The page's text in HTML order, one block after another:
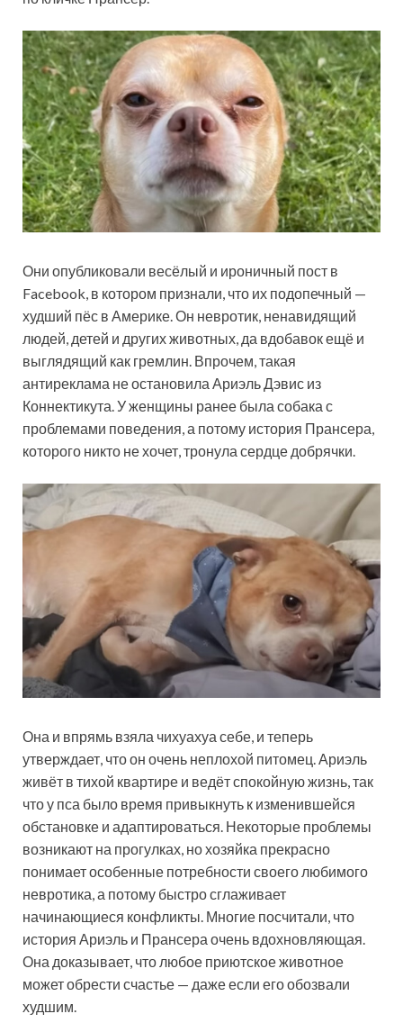
Они опубликовали весёлый и ироничный пост в
Facebook, в котором признали, что их подопечный —
худший пёс в Америке. Он невротик, ненавидящий
людей, детей и других животных, да вдобавок ещё и
выглядящий как гремлин. Впрочем, такая
антиреклама не остановила Ариэль Дэвис из
Коннектикута. У женщины ранее была собака с
проблемами поведения, а потому история Прансера,
которого никто не хочет, тронула сердце добрячки.
Она и впрямь взяла чихуахуа себе, и теперь
утверждает, что он очень неплохой питомец. Ариэль
живёт в тихой квартире и ведёт спокойную жизнь, так
что у пса было время привыкнуть к изменившейся
обстановке и адаптироваться. Некоторые проблемы
возникают на прогулках, но хозяйка прекрасно
понимает особенные потребности своего любимого
невротика, а потому быстро сглаживает
начинающиеся конфликты. Многие посчитали, что
история Ариэль и Прансера очень вдохновляющая.
Она доказывает, что любое приютское животное
может обрести счастье — даже если его обозвали
худшим.